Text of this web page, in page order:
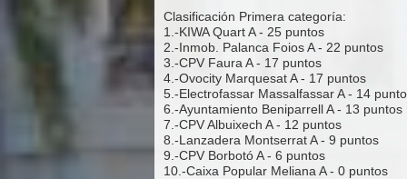
Clasificación Primera categoría:
1.-KIWA Quart A - 25 puntos
2.-Inmob. Palanca Foios A - 22 puntos
3.-CPV Faura A - 17 puntos
4.-Ovocity Marquesat A - 17 puntos
5.-Electrofassar Massalfassar A - 14
6.-Ayuntamiento Beniparrell A - 13 puntos
7.-CPV Albuixech A - 12 puntos
8.-Lanzadera Montserrat A - 9 puntos
9.-CPV Borbotó A - 6 puntos
10.-Caixa Popular Meliana A - 0 puntos